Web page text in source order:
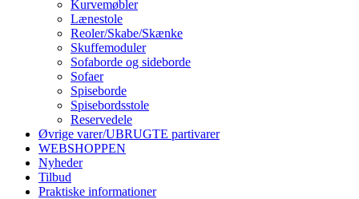
Kurvemøbler
Lænestole
Reoler/Skabe/Skænke
Skuffemoduler
Sofaborde og sideborde
Sofaer
Spiseborde
Spisebordsstole
Reservedele
Øvrige varer/UBRUGTE partivarer
WEBSHOPPEN
Nyheder
Tilbud
Praktiske informationer